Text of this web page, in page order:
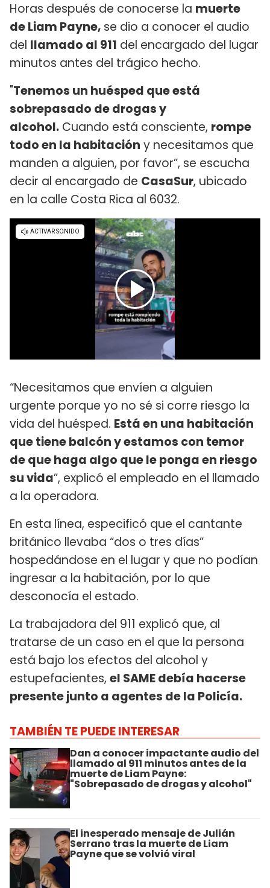
Horas después de conocerse la muerte
de Liam Payne, se dio a conocer el audio
del llamado al 911 del encargado del lugar
minutos antes del trágico hecho.
"Tenemos un huésped que está
sobrepasado de drogas y
alcohol. Cuando está consciente, rompe
todo en la habitación y necesitamos que
manden a alguien, por favor”, se escucha
decir al encargado de CasaSur, ubicado
en la calle Costa Rica al 6032.
“Necesitamos que envíen a alguien
urgente porque yo no sé si corre riesgo la
vida del huésped. Está en una habitación
que tiene balcón y estamos con temor
de que haga algo que le ponga en riesgo
su vida”, explicó el empleado en el llamado
a la operadora.
En esta línea, especificó que el cantante
británico llevaba “dos o tres días”
hospedándose en el lugar y que no podían
ingresar a la habitación, por lo que
desconocía el estado.
La trabajadora del 911 explicó que, al
tratarse de un caso en el que la persona
está bajo los efectos del alcohol y
estupefacientes, el SAME debía hacerse
presente junto a agentes de la Policía.
TAMBIÉN TE PUEDE INTERESAR
Dan a conocer impactante audio del
llamado al 911 minutos antes de la
muerte de Liam Payne:
"Sobrepasado de drogas y alcohol"
El inesperado mensaje de Julián
Serrano tras la muerte de Liam
Payne que se volvió viral